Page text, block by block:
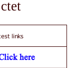
links
here